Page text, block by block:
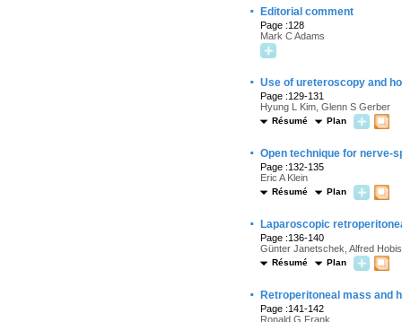
· Editorial comment
Page :128
Mark C Adams
· Use of ureteroscopy and
Page :129-131
Hyung L Kim, Glenn S Gerber
Résumé Plan
· Open technique for nerve-
Page :132-135
Eric A Klein
Résumé Plan
· Laparoscopic
Page :136-140
Günter Janetschek, Alfred
Résumé Plan
· Retroperitoneal mass and
Page :141-142
Ronald G Frank